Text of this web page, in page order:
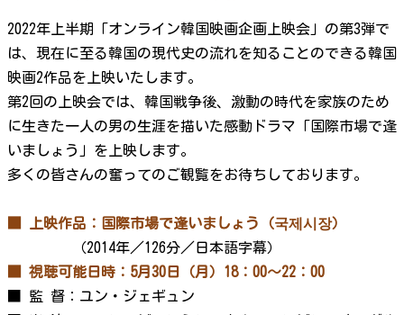
2022年上半期「オンライン韓国映画企画上映会」の第3弾で
は、現在に至る韓国の現代史の流れを知ることのできる韓国
映画2作品を上映いたします。
第2回の上映会では、韓国戦争後、激動の時代を家族のため
に生きた一人の男の生涯を描いた感動ドラマ「国際市場で逢
いましょう」を上映します。
多くの皆さんの奮ってのご観覧をお待ちしております。
■ 上映作品：国際市場で逢いましょう（국제시장）
（2014年／126分／日本語字幕）
■ 視聴可能日時：5月30日（月）18：00～22：00
■ 監 督：ユン・ジェギュン